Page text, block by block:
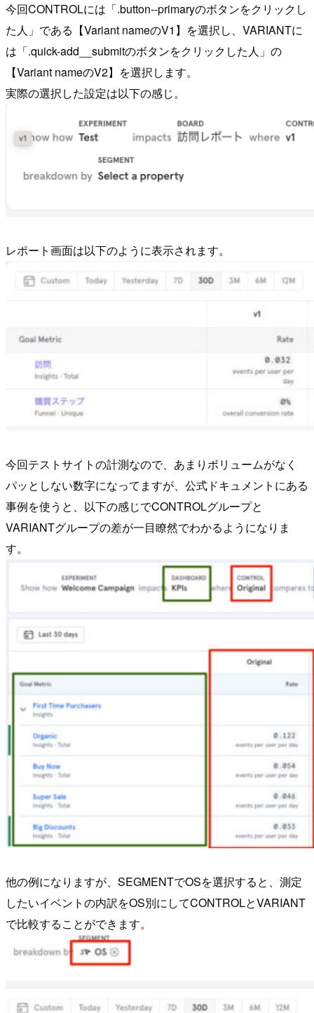
今回CONTROLには「.button--primaryのボタンをクリックし
た人」である【Variant nameのV1】を選択し、VARIANTに
は「.quick-add__submitのボタンをクリックした人」の
【Variant nameのV2】を選択します。
実際の選択した設定は以下の感じ。
レポート画面は以下のように表示されます。
今回テストサイトの計測なので、あまりボリュームがなく
パッとしない数字になってますが、公式ドキュメントにある
事例を使うと、以下の感じでCONTROLグループと
VARIANTグループの差が一目瞭然でわかるようになりま
す。
他の例になりますが、SEGMENTでOSを選択すると、測定
したいイベントの内訳をOS別にしてCONTROLとVARIANT
で比較することができます。